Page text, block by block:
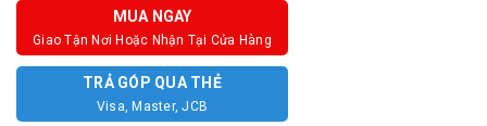
MUA NGAY
Giao Tận Nơi Hoặc Nhận Tại Cửa Hàng
TRẢ GÓP QUA THẺ
Visa, Master, JCB